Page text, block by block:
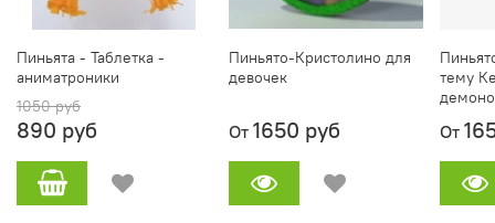
Пиньята - Таблетка -
аниматроники
1050 руб
890 руб
Пиньято-Кристолино для
девочек
От 1650 руб
тему
От